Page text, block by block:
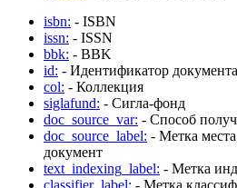
isbn: - ISBN
issn: - ISSN
bbk: - BBK
id: - Идентификатор документа
col: - Коллекция
siglafund: - Сигла-фонд
doc_source_var: - Способ
doc_source_label: - Метка
документ
text_indexing_label: - Метка